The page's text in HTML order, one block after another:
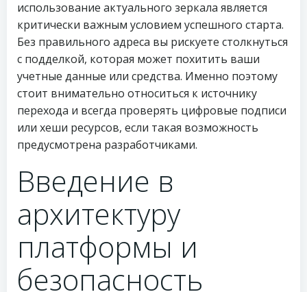
использование актуального зеркала является
критически важным условием успешного старта.
Без правильного адреса вы рискуете столкнуться
с подделкой, которая может похитить ваши
учетные данные или средства. Именно поэтому
стоит внимательно относиться к источнику
перехода и всегда проверять цифровые подписи
или хеши ресурсов, если такая возможность
предусмотрена разработчиками.
Введение в
архитектуру
платформы и
безопасность